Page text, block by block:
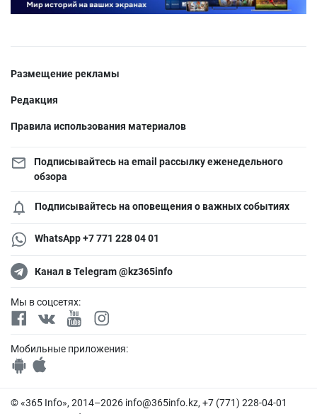
Размещение рекламы
Редакция
Правила использования материалов
Подписывайтесь на email рассылку еженедельного
обзора
Подписывайтесь на оповещения о важных событиях
WhatsApp +7 771 228 04 01
Канал в Telegram @kz365info
Мы в соцсетях:
Мобильные приложения:
© «365 Info», 2014–2026 info@365info.kz, +7 (771) 228-04-01